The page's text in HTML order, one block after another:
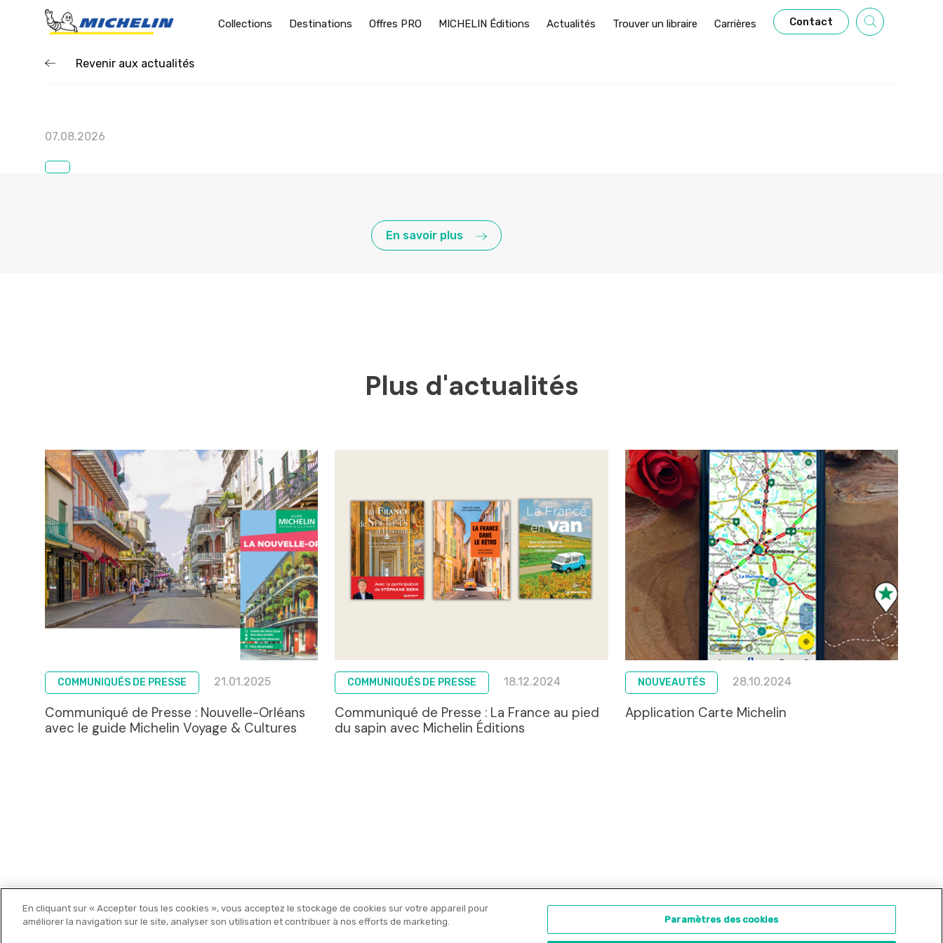
Collections Destinations Offres PRO MICHELIN Éditions Actualités Trouver un libraire Carrières Contact
Revenir aux actualités
07.08.2026
En savoir plus
Plus d'actualités
COMMUNIQUÉS DE PRESSE 21.01.2025
Communiqué de Presse : Nouvelle-Orléans
avec le guide Michelin Voyage & Cultures
COMMUNIQUÉS DE PRESSE 18.12.2024
Communiqué de Presse : La France au pied
du sapin avec Michelin Éditions
NOUVEAUTÉS 28.10.2024
Application Carte Michelin
Michelin Editions Nos libraires Offres PRO
En cliquant sur « Accepter tous les cookies », vous acceptez le stockage de cookies sur votre appareil pour
améliorer la navigation sur le site, analyser son utilisation et contribuer à nos efforts de marketing.
Paramètres des cookies